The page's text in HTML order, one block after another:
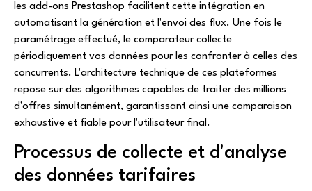
les add-ons Prestashop facilitent cette intégration en
automatisant la génération et l'envoi des flux. Une fois le
paramétrage effectué, le comparateur collecte
périodiquement vos données pour les confronter à celles des
concurrents. L'architecture technique de ces plateformes
repose sur des algorithmes capables de traiter des millions
d'offres simultanément, garantissant ainsi une comparaison
exhaustive et fiable pour l'utilisateur final.
Processus de collecte et d'analyse
des données tarifaires